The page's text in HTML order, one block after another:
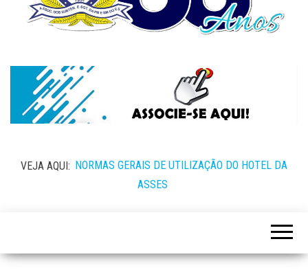
VEJA AQUI: NORMAS GERAIS DE UTILIZAÇÃO DO HOTEL DA
ASSES